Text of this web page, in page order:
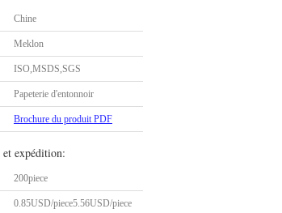
Chine
Meklon
ISO,MSDS,SGS
Papeterie d'entonnoir
Brochure du produit PDF
expédition:
200piece
0.85USD/piece5.56USD/piece